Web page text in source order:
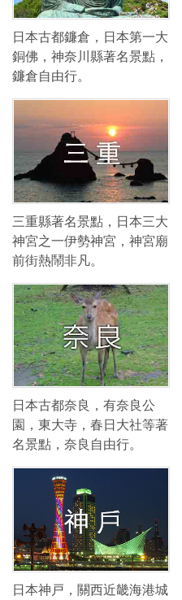
日本古都鐮倉，日本第一大
銅佛，神奈川縣著名景點，
鐮倉自由行。
三重縣著名景點，日本三大
神宮之一伊勢神宮，神宮廟
前街熱鬧非凡。
日本古都奈良，有奈良公
園，東大寺，春日大社等著
名景點，奈良自由行。
日本神戸，關西近畿海港城